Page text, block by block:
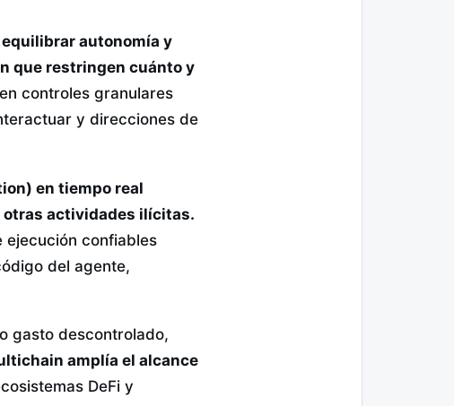
autonomía y
que restringen cuánto y
controles granulares
y direcciones de
en tiempo real
otras actividades ilícitas.
ejecución confiables
del agente,
gasto descontrolado,
amplía el alcance
DeFi y